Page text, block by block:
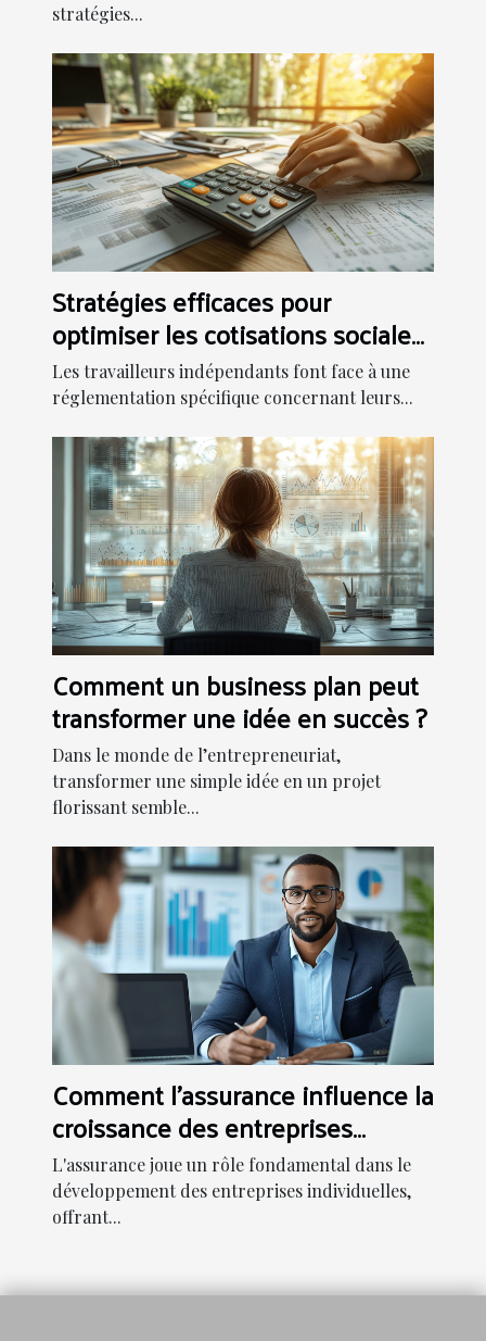
stratégies...
Stratégies efficaces pour
optimiser les cotisations sociales
des indépendants
Les travailleurs indépendants font face à une
réglementation spécifique concernant leurs...
Comment un business plan peut
transformer une idée en succès ?
Dans le monde de l’entrepreneuriat,
transformer une simple idée en un projet
florissant semble...
Comment l'assurance influence la
croissance des entreprises
individuelles ?
L'assurance joue un rôle fondamental dans le
développement des entreprises individuelles,
offrant...